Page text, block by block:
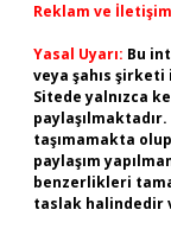
Reklam ve
Yasal Uyarı: Bu
veya şahıs
Sitede yalnızca
taşımamakta
paylaşım
benzerlikleri
taslak halindedir